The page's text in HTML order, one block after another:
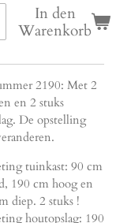
In den
Warenkorb
2190: Met 2
en 2 stuks
De opstelling
tuinkast: 90 cm
190 cm hoog en
diep. 2 stuks !
houtopslag: 190